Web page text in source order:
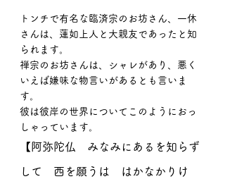
トンチで有名な臨済宗のお坊さん、一休
さんは、蓮如上人と大親友であったと知
られます。
禅宗のお坊さんは、シャレがあり、悪く
いえば嫌味な物言いがあるとも言いま
す。
彼は彼岸の世界についてこのようにおっ
しゃっています。
【阿弥陀仏　みなみにあるを知らず
して　西を願うは　はかなかりけ